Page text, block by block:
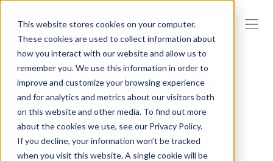
This website stores cookies on your computer.
These cookies are used to collect information about
how you interact with our website and allow us to
remember you. We use this information in order to
improve and customize your browsing experience
and for analytics and metrics about our visitors both
on this website and other media. To find out more
about the cookies we use, see our Privacy Policy.
If you decline, your information won’t be tracked
when you visit this website. A single cookie will be
PLÄNE UND
PREISE